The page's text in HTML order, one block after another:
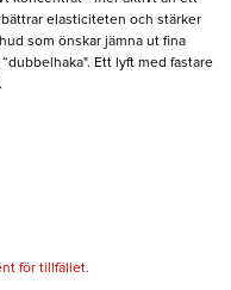
elasticiteten och stärker
som önskar jämna ut fina
Ett lyft med fastare
för tillfället.